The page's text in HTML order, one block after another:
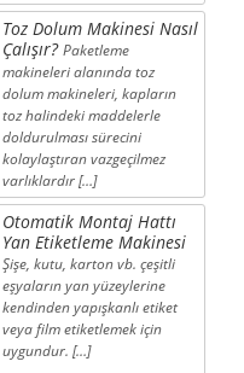
Toz Dolum Makinesi Nasıl
Çalışır? Paketleme
makineleri alanında toz
dolum makineleri, kapların
toz halindeki maddelerle
doldurulması sürecini
kolaylaştıran vazgeçilmez
varlıklardır […]
Otomatik Montaj Hattı
Yan Etiketleme Makinesi
Şişe, kutu, karton vb. çeşitli
eşyaların yan yüzeylerine
kendinden yapışkanlı etiket
veya film etiketlemek için
uygundur. […]